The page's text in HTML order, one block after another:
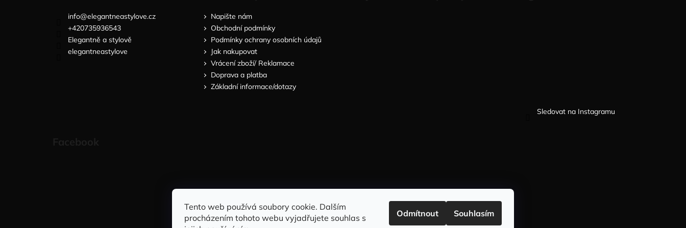
Tento web používá soubory cookie. Dalším
procházením tohoto webu vyjadřujete souhlas s
Odmítnout Souhlasím
info@elegantneastylove.cz
+420735936543
Elegantně a stylově
elegantneastylove
Napište nám
Obchodní podmínky
Podmínky ochrany osobních údajů
Jak nakupovat
Vrácení zboží/ Reklamace
Doprava a platba
Základní informace/dotazy
Sledovat na Instagramu
Sleduj nás na FACEBOOKU
INFORMACE PRO VÁS